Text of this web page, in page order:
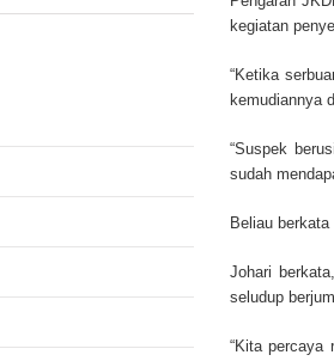
kegiatan
“Ketika
kemudiannya
“Suspek
sudah
Beliau
Johari
seludup
“Kita percaya